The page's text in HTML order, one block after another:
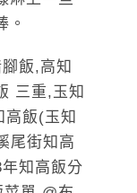
。